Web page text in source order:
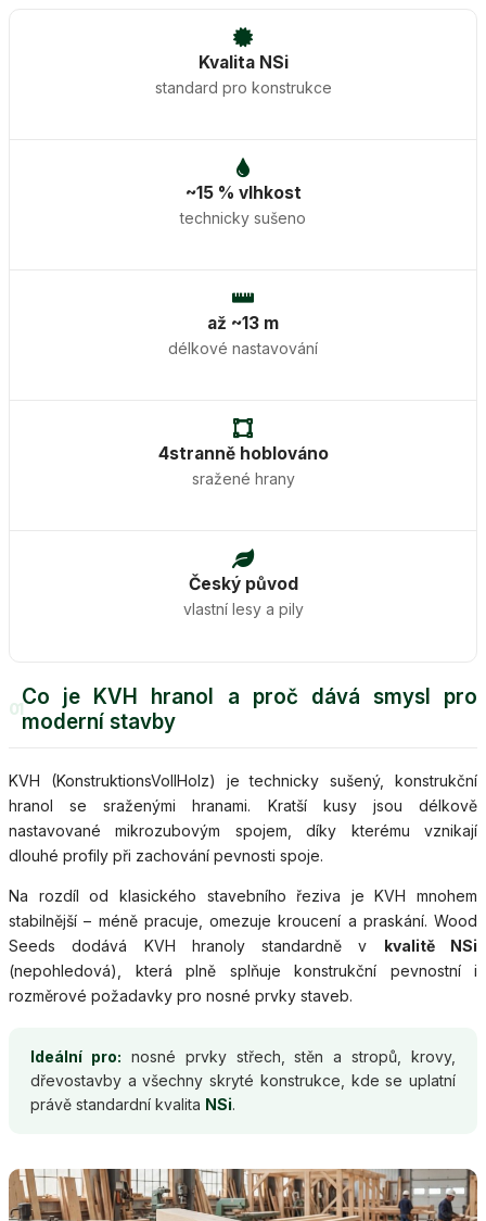
Kvalita NSi
standard pro konstrukce
~15 % vlhkost
technicky sušeno
až ~13 m
délkové nastavování
4stranně hoblováno
sražené hrany
Český původ
vlastní lesy a pily
01Co je KVH hranol a proč dává smysl pro
moderní stavby
KVH (KonstruktionsVollHolz) je technicky sušený, konstrukční
hranol se sraženými hranami. Kratší kusy jsou délkově
nastavované mikrozubovým spojem, díky kterému vznikají
dlouhé profily při zachování pevnosti spoje.
Na rozdíl od klasického stavebního řeziva je KVH mnohem
stabilnější – méně pracuje, omezuje kroucení a praskání. Wood
Seeds dodává KVH hranoly standardně v kvalitě NSi
(nepohledová), která plně splňuje konstrukční pevnostní i
rozměrové požadavky pro nosné prvky staveb.
Ideální pro: nosné prvky střech, stěn a stropů, krovy,
dřevostavby a všechny skryté konstrukce, kde se uplatní
právě standardní kvalita NSi.